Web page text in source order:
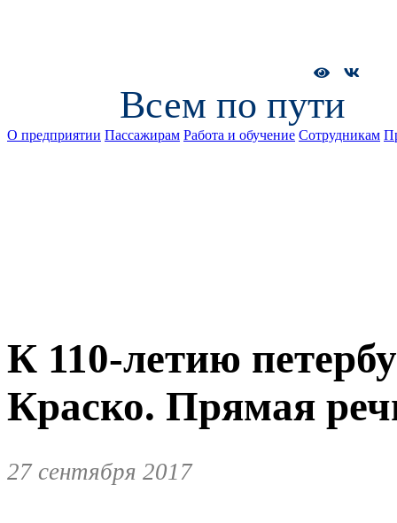
Всем по пути
О предприятии Пассажирам Работа и обучение Сотрудникам
К 110-летию
Краско. Прямая
27 сентября 2017